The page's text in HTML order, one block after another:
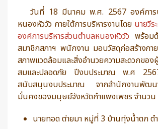
วันที่ 18 มีนาคม พ.ศ. 2567 องค์การบ
หนองหัววัว ภายใต้การบริหารงานโดย นายวี
องค์การบริหารส่วนตำบลหนองหัววัว พร้อม
สมาชิกสภาฯ พนักงาน มอบวัสดุก่อสร้างภาย
สภาพแวดล้อมและสิ่งอำนวยความสะดวกของ
สมและปลอดภัย ปีงบประมาณ พ.ศ
สนับสนุนงบประมาณ จากสำนักงานพัฒน
มั่นคงของมนุษย์จังหวัดกำแพงเพชร จำนวน
นายทอด ต่ายมา หมู่ที่ 3 บ้านทุ่งน้ำตก ต